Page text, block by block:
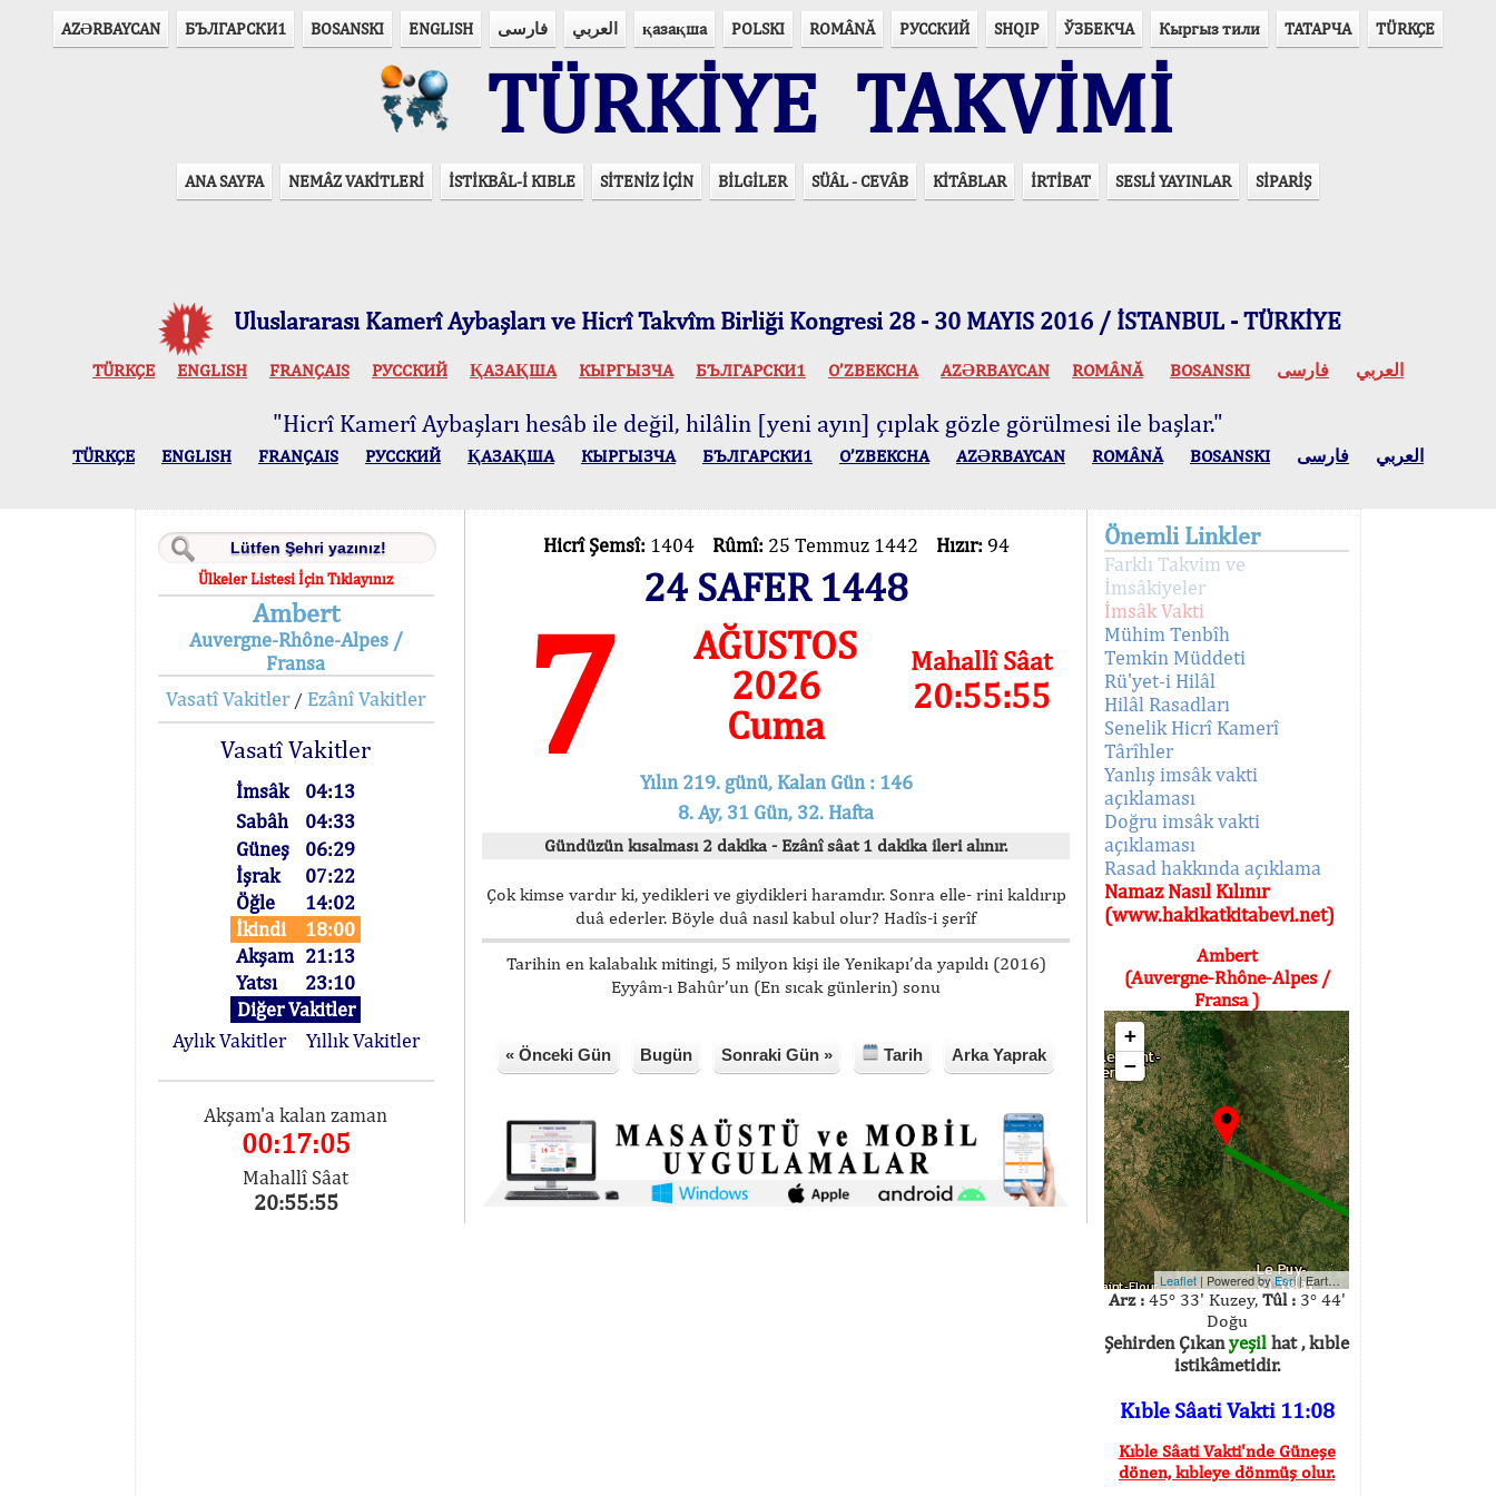
AZӘRBAYCAN БЪЛГАРСКИ1 BOSANSKI ENGLISH فارسی العربي қазақша POLSKI ROMÂNĂ РУССКИЙ SHQIP ЎЗБЕКЧА Кыргыз тили ТАТАРЧА TÜRKÇE
TÜRKİYE TAKVİMİ
ANA SAYFA NEMÂZ VAKİTLERİ İSTİKBÂL-İ KIBLE SİTENİZ İÇİN BİLGİLER SÜÂL - CEVÂB KİTÂBLAR İRTİBAT SESLİ YAYINLAR SİPARİŞ
Uluslararası Kamerî Aybaşları ve Hicrî Takvîm Birliği Kongresi 28 - 30 MAYIS 2016 / İSTANBUL - TÜRKİYE
TÜRKÇE ENGLISH FRANÇAIS РУССКИЙ ҚАЗАҚША КЫPГЫЗЧA БЪЛГАРСКИ1 O’ZBEKCHA AZӘRBAYCAN ROMÂNĂ BOSANSKI العربي فارسی
"Hicrî Kamerî Aybaşları hesâb ile değil, hilâlin [yeni ayın] çıplak gözle görülmesi ile başlar."
TÜRKÇE ENGLISH FRANÇAIS РУССКИЙ ҚАЗАҚША КЫPГЫЗЧA БЪЛГАРСКИ1 O’ZBEKCHA AZӘRBAYCAN ROMÂNĂ BOSANSKI العربي فارسی
Ülkeler Listesi İçin Tıklayınız
Ambert
Auvergne-Rhône-Alpes /
Fransa
Vasatî Vakitler/ Ezânî Vakitler
Vasatî Vakitler
İmsâk
04:13
Sabâh
04:33
Güneş
06:29
İşrak
07:22
Öğle
14:02
İkindi
18:00
Akşam 21:13
Yatsı
23:10
Diğer Vakitler
Aylık Vakitler
Yıllık Vakitler
Akşam'a kalan zaman
00:17:05
Mahallî Sâat
20:55:55
Hicrî Şemsî: 1404 Rûmî: 25 Temmuz 1442 Hızır: 94
24 SAFER 1448
7
AĞUSTOS
2026
Cuma
Mahallî Sâat
20:55:55
Yılın 219. günü, Kalan Gün : 146
8. Ay, 31 Gün, 32. Hafta
Gündüzün kısalması 2 dakika - Ezânî sâat 1 dakika ileri alınır.
Çok kimse vardır ki, yedikleri ve giydikleri haramdır. Sonra elle- rini kaldırıp
duâ ederler. Böyle duâ nasıl kabul olur? Hadîs-i şerîf
Tarihin en kalabalık mitingi, 5 milyon kişi ile Yenikapı’da yapıldı (2016)
Eyyâm-ı Bahûr’un (En sıcak günlerin) sonu
« Önceki Gün Bugün Sonraki Gün » Tarih Arka Yaprak
Önemli Linkler
Farklı Takvim ve
İmsâkiyeler
İmsâk Vakti
Mühim Tenbîh
Temkin Müddeti
Rü'yet-i Hilâl
Hilâl Rasadları
Senelik Hicrî Kamerî
Târîhler
Yanlış imsâk vakti
açıklaması
Doğru imsâk vakti
açıklaması
Rasad hakkında açıklama
Namaz Nasıl Kılınır
(www.hakikatkitabevi.net)
Ambert
(Auvergne-Rhône-Alpes /
Fransa )
+
−
Leaflet | Powered byEsri|Earthstar Geographics
Arz :45° 33' Kuzey, Tûl :3° 44'
Doğu
Şehirden Çıkanyeşil hat , kıble
istikâmetidir.
Kıble Sâati Vakti 11:08
Kıble Sâati Vakti'nde Güneşe
dönen, kıbleye dönmüş olur.